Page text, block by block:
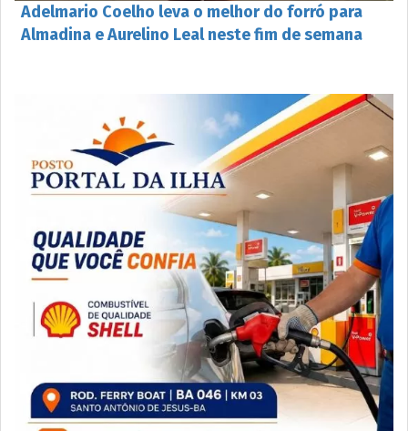
Adelmario Coelho leva o melhor do forró para
Almadina e Aurelino Leal neste fim de semana